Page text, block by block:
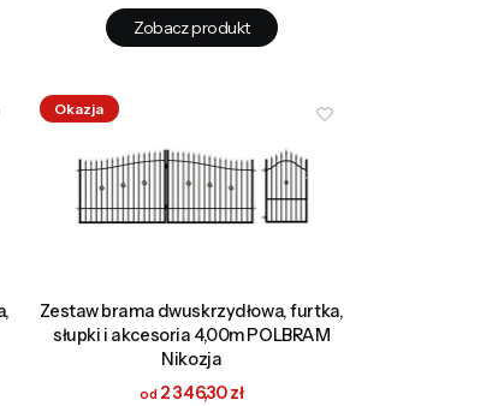
Zobacz produkt
Okazja
Zestaw brama dwuskrzydłowa, furtka,
słupki i akcesoria 4,00m POLBRAM
Nikozja
Cena promocyjna
2 346,30 zł